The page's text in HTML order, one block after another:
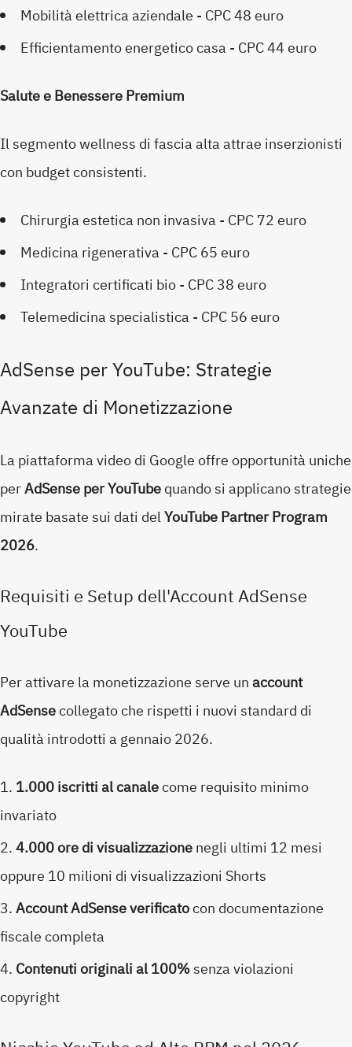
Mobilità elettrica aziendale - CPC 48 euro
Efficientamento energetico casa - CPC 44 euro
Salute e Benessere Premium
Il segmento wellness di fascia alta attrae inserzionisti
con budget consistenti.
Chirurgia estetica non invasiva - CPC 72 euro
Medicina rigenerativa - CPC 65 euro
Integratori certificati bio - CPC 38 euro
Telemedicina specialistica - CPC 56 euro
AdSense per YouTube: Strategie
Avanzate di Monetizzazione
La piattaforma video di Google offre opportunità uniche
perAdSense per YouTubequando si applicano strategie
mirate basate sui dati delYouTube Partner Program
2026.
Requisiti e Setup dell'Account AdSense
YouTube
Per attivare la monetizzazione serve unaccount
AdSensecollegato che rispetti i nuovi standard di
qualità introdotti a gennaio 2026.
1.000 iscritti al canalecome requisito minimo
invariato
4.000 ore di visualizzazionenegli ultimi 12 mesi
oppure 10 milioni di visualizzazioni Shorts
Account AdSense verificatocon documentazione
fiscale completa
Contenuti originali al 100%senza violazioni
copyright